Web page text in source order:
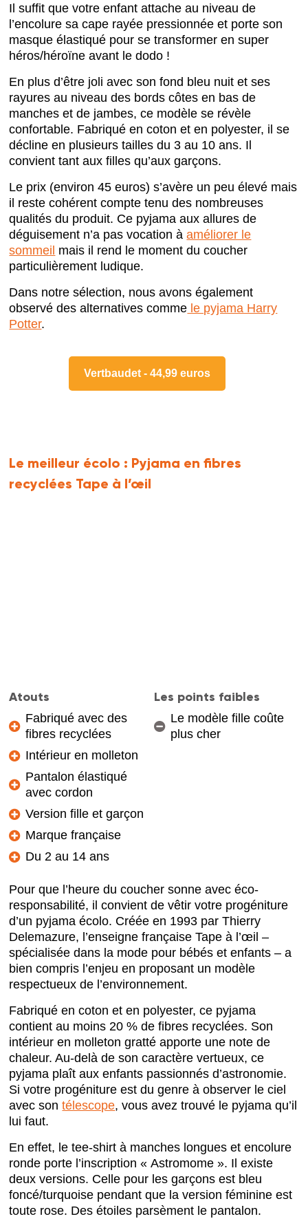
Il suffit que votre enfant attache au niveau de
l’encolure sa cape rayée pressionnée et porte son
masque élastiqué pour se transformer en super
héros/héroïne avant le dodo !
En plus d’être joli avec son fond bleu nuit et ses
rayures au niveau des bords côtes en bas de
manches et de jambes, ce modèle se révèle
confortable. Fabriqué en coton et en polyester, il se
décline en plusieurs tailles du 3 au 10 ans. Il
convient tant aux filles qu’aux garçons.
Le prix (environ 45 euros) s’avère un peu élevé mais
il reste cohérent compte tenu des nombreuses
qualités du produit. Ce pyjama aux allures de
déguisement n’a pas vocation àaméliorer le
sommeil mais il rend le moment du coucher
particulièrement ludique.
Dans notre sélection, nous avons également
observé des alternatives comme le pyjama Harry
Potter.
Vertbaudet - 44,99 euros
Le meilleur écolo : Pyjama en fibres
recyclées Tape à l’œil
Atouts
Fabriqué avec des
fibres recyclées
Intérieur en molleton
Pantalon élastiqué
avec cordon
Version fille et garçon
Marque française
Du 2 au 14 ans
Les points faibles
Le modèle fille coûte
plus cher
Pour que l’heure du coucher sonne avec éco-
responsabilité, il convient de vêtir votre progéniture
d’un pyjama écolo. Créée en 1993 par Thierry
Delemazure, l’enseigne française Tape à l’œil –
spécialisée dans la mode pour bébés et enfants – a
bien compris l’enjeu en proposant un modèle
respectueux de l’environnement.
Fabriqué en coton et en polyester, ce pyjama
contient au moins 20 % de fibres recyclées. Son
intérieur en molleton gratté apporte une note de
chaleur. Au-delà de son caractère vertueux, ce
pyjama plaît aux enfants passionnés d’astronomie.
Si votre progéniture est du genre à observer le ciel
avec sontélescope, vous avez trouvé le pyjama qu’il
lui faut.
En effet, le tee-shirt à manches longues et encolure
ronde porte l’inscription « Astromome ». Il existe
deux versions. Celle pour les garçons est bleu
foncé/turquoise pendant que la version féminine est
toute rose. Des étoiles parsèment le pantalon.